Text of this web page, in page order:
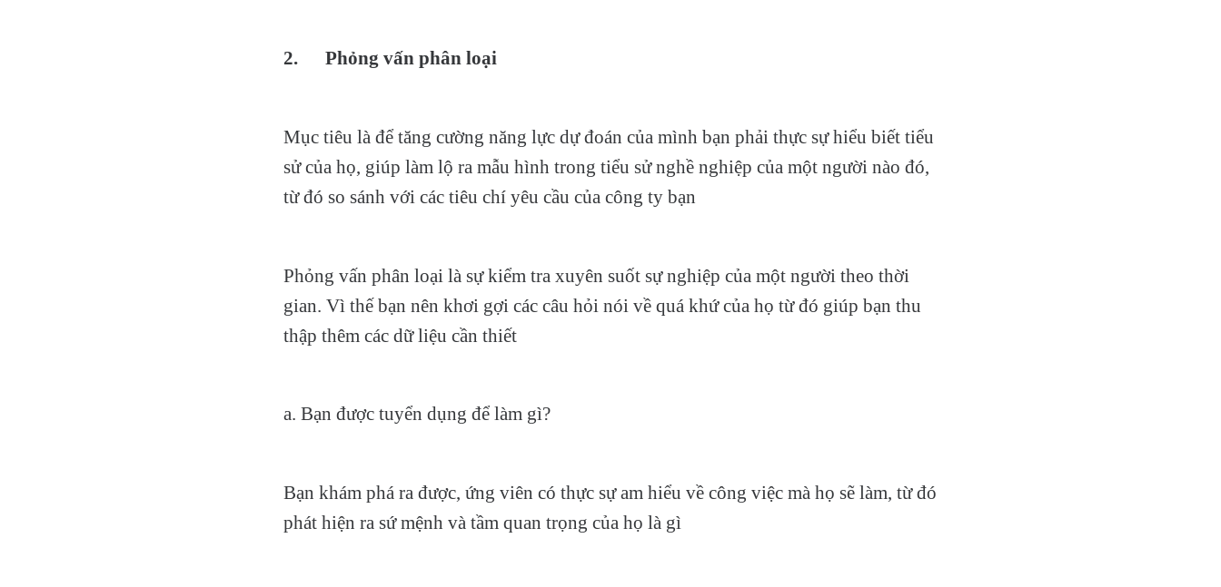
2. Phỏng vấn phân loại
Mục tiêu là để tăng cường năng lực dự đoán của mình bạn phải thực sự hiểu biết tiểu
sử của họ, giúp làm lộ ra mẫu hình trong tiểu sử nghề nghiệp của một người nào đó,
từ đó so sánh với các tiêu chí yêu cầu của công ty bạn
Phỏng vấn phân loại là sự kiểm tra xuyên suốt sự nghiệp của một người theo thời
gian. Vì thế bạn nên khơi gợi các câu hỏi nói về quá khứ của họ từ đó giúp bạn thu
thập thêm các dữ liệu cần thiết
a. Bạn được tuyển dụng để làm gì?
Bạn khám phá ra được, ứng viên có thực sự am hiểu về công việc mà họ sẽ làm, từ đó
phát hiện ra sứ mệnh và tầm quan trọng của họ là gì